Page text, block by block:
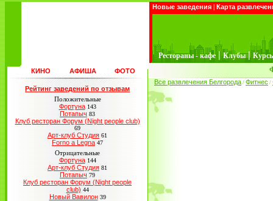
Новые заведения | Карта
Рестораны - кафе | Клубы |
КИНО АФИША ФОТО
Рейтинг заведений по отзывам
Положительные
Фортуна 143
Потапыч 83
Клуб ресторан Форум (Night people club)
69
Арт-клуб Студия 61
Forno a Legna 47
Отрицательные
Фортуна 144
Арт-клуб Студия 81
Потапыч 79
Клуб ресторан Форум (Night people
club) 44
Новый Вавилон 39
Все развлечения Белгорода / Фитнес /